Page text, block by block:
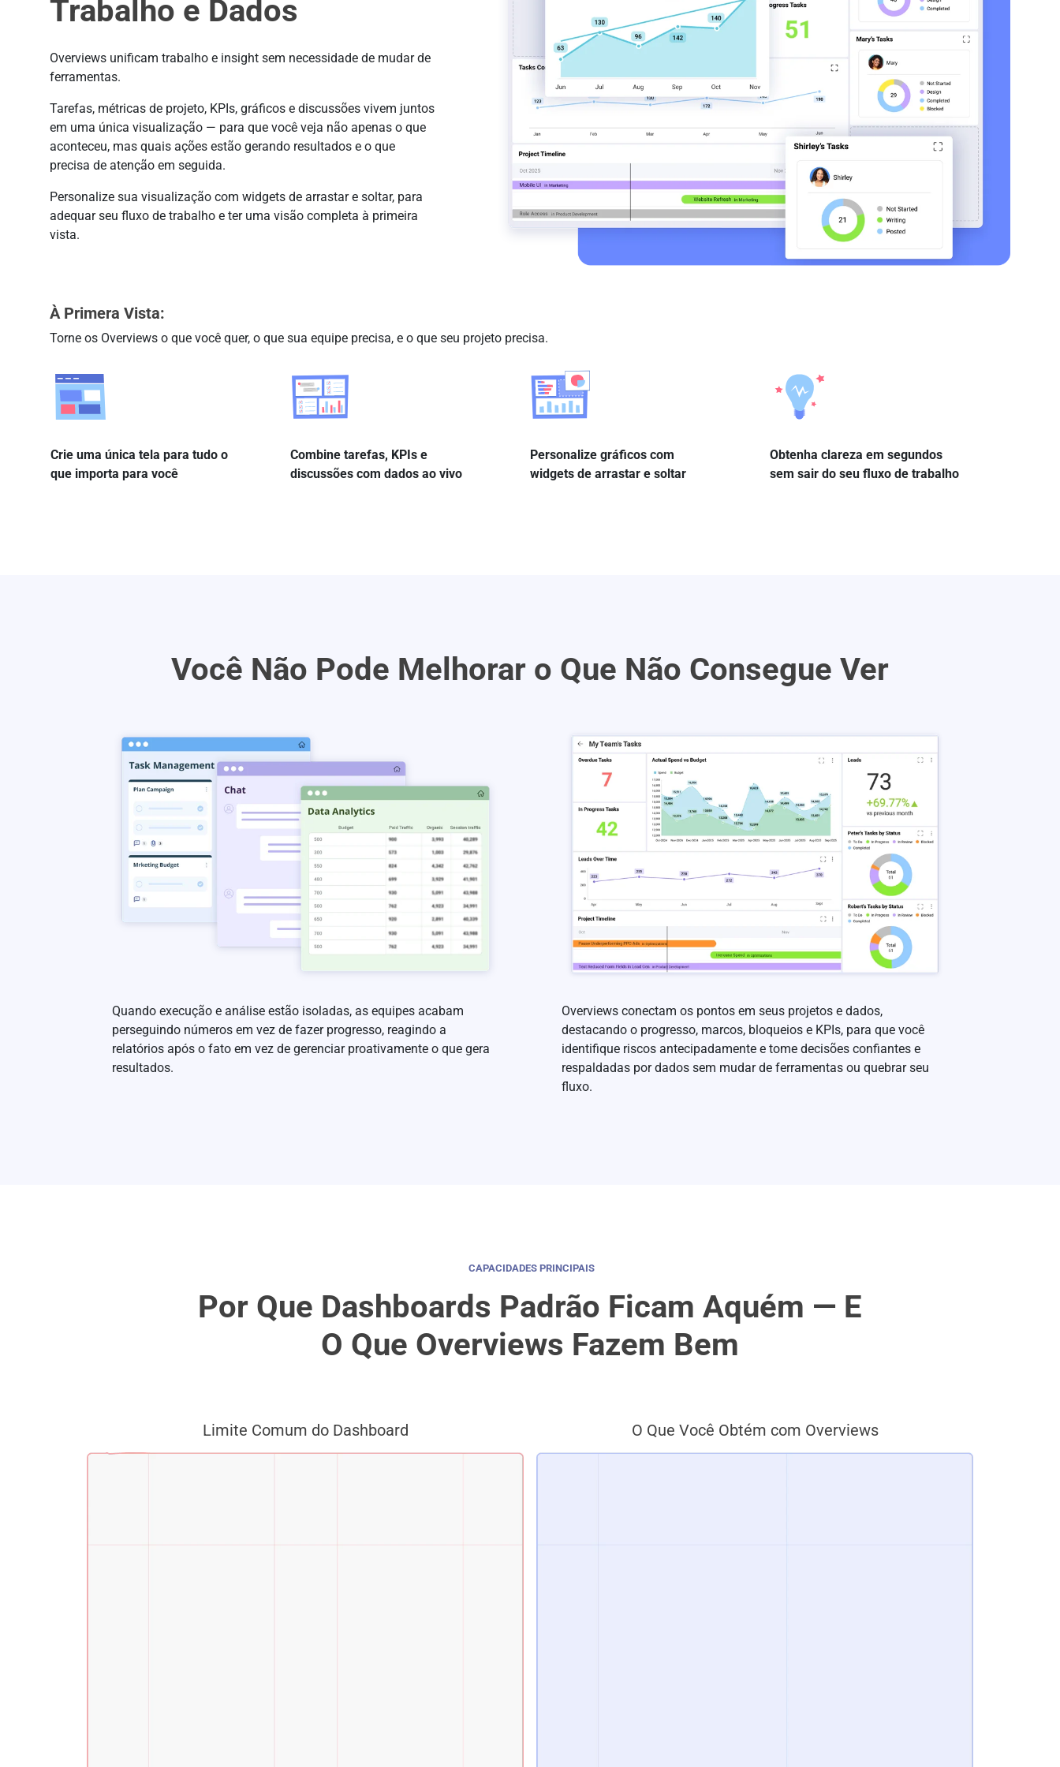
Trabalho e Dados
Overviews unificam trabalho e insight sem necessidade de mudar de
ferramentas.
Tarefas, métricas de projeto, KPIs, gráficos e discussões vivem juntos
em uma única visualização — para que você veja não apenas o que
aconteceu, mas quais ações estão gerando resultados e o que
precisa de atenção em seguida.
Personalize sua visualização com widgets de arrastar e soltar, para
adequar seu fluxo de trabalho e ter uma visão completa à primeira
vista.
À Primera Vista:
Torne os Overviews o que você quer, o que sua equipe precisa, e o que seu projeto precisa.
Crie uma única tela para tudo o
que importa para você
Combine tarefas, KPIs e
discussões com dados ao vivo
Personalize gráficos com
widgets de arrastar e soltar
Obtenha clareza em segundos
sem sair do seu fluxo de trabalho
Você Não Pode Melhorar o Que Não Consegue Ver
Quando execução e análise estão isoladas, as equipes acabam
perseguindo números em vez de fazer progresso, reagindo a
relatórios após o fato em vez de gerenciar proativamente o que gera
resultados.
Overviews conectam os pontos em seus projetos e dados,
destacando o progresso, marcos, bloqueios e KPIs, para que você
identifique riscos antecipadamente e tome decisões confiantes e
respaldadas por dados sem mudar de ferramentas ou quebrar seu
fluxo.
CAPACIDADES PRINCIPAIS
Por Que Dashboards Padrão Ficam Aquém — E
O Que Overviews Fazem Bem
Limite Comum do Dashboard O Que Você Obtém com Overviews